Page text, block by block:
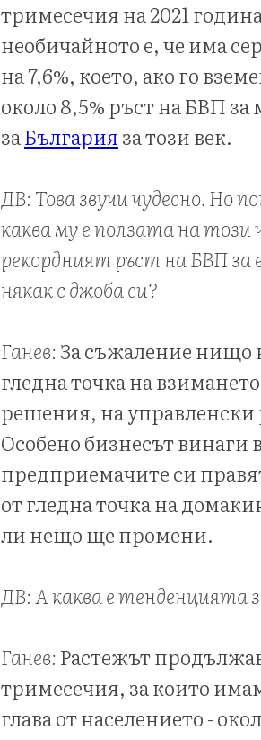
тримесечия на 2021
необичайното е, че има
на 7,6%, което, ако го
около 8,5% ръст на БВП
заБългарияза този век.
ДВ: Това звучи чудесно. Но
каква му е ползата на този
рекордният ръст на БВП за
някак с джоба си?
Ганев:За съжаление нищо
гледна точка на
решения, на
Особено бизнесът винаги
предприемачите си
от гледна точка на
ли нещо ще промени.
ДВ: А каква е тенденцията
Ганев:Растежът
тримесечия, за които
глава от населението -